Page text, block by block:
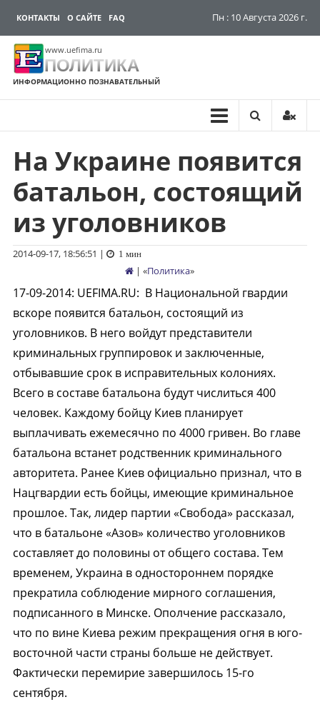
КОНТАКТЫ О САЙТЕ FAQ Пн : 10 Августа 2026 г.
www.uefima.ru
ПОЛИТИКА
ИНФОРМАЦИОННО ПОЗНАВАТЕЛЬНЫЙ
Перейти
содержимому
На Украине появится
батальон, состоящий
из уголовников
2014-09-17, 18:56:51 | 1 мин
| «Политика»
17-09-2014: UEFIMA.RU: В Национальной гвардии
вскоре появится батальон, состоящий из
уголовников. В него войдут представители
криминальных группировок и заключенные,
отбывавшие срок в исправительных колониях.
Всего в составе батальона будут числиться 400
человек. Каждому бойцу Киев планирует
выплачивать ежемесячно по 4000 гривен. Во главе
батальона встанет родственник криминального
авторитета. Ранее Киев официально признал, что в
Нацгвардии есть бойцы, имеющие криминальное
прошлое. Так, лидер партии «Свобода» рассказал,
что в батальоне «Азов» количество уголовников
составляет до половины от общего состава. Тем
временем, Украина в одностороннем порядке
прекратила соблюдение мирного соглашения,
подписанного в Минске. Ополчение рассказало,
что по вине Киева режим прекращения огня в юго-
восточной части страны больше не действует.
Фактически перемирие завершилось 15-го
сентября.